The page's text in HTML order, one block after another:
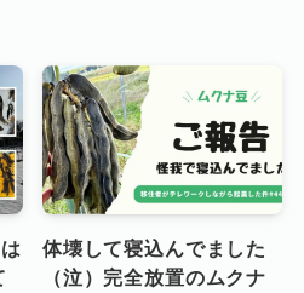
体壊して寝込んでました
（泣）完全放置のムクナ